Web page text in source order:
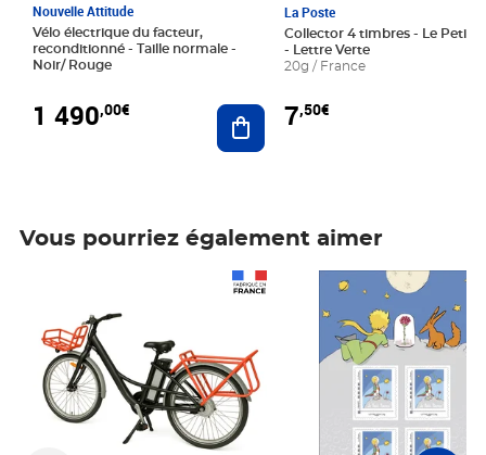
Nouvelle Attitude
Vélo électrique du facteur,
reconditionné - Taille normale -
Noir/ Rouge
1 490,00€ Ajouter au panier
La Poste
Collector 4 timbres - Le Petit
- Lettre Verte
20g / France
7,50€
Vous pourriez également aimer
Prix 7,50€